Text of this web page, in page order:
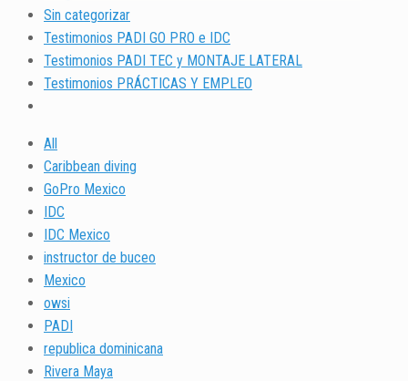
Sin categorizar
Testimonios PADI GO PRO e IDC
Testimonios PADI TEC y MONTAJE LATERAL
Testimonios PRÁCTICAS Y EMPLEO
All
Caribbean diving
GoPro Mexico
IDC
IDC Mexico
instructor de buceo
Mexico
owsi
PADI
republica dominicana
Rivera Maya